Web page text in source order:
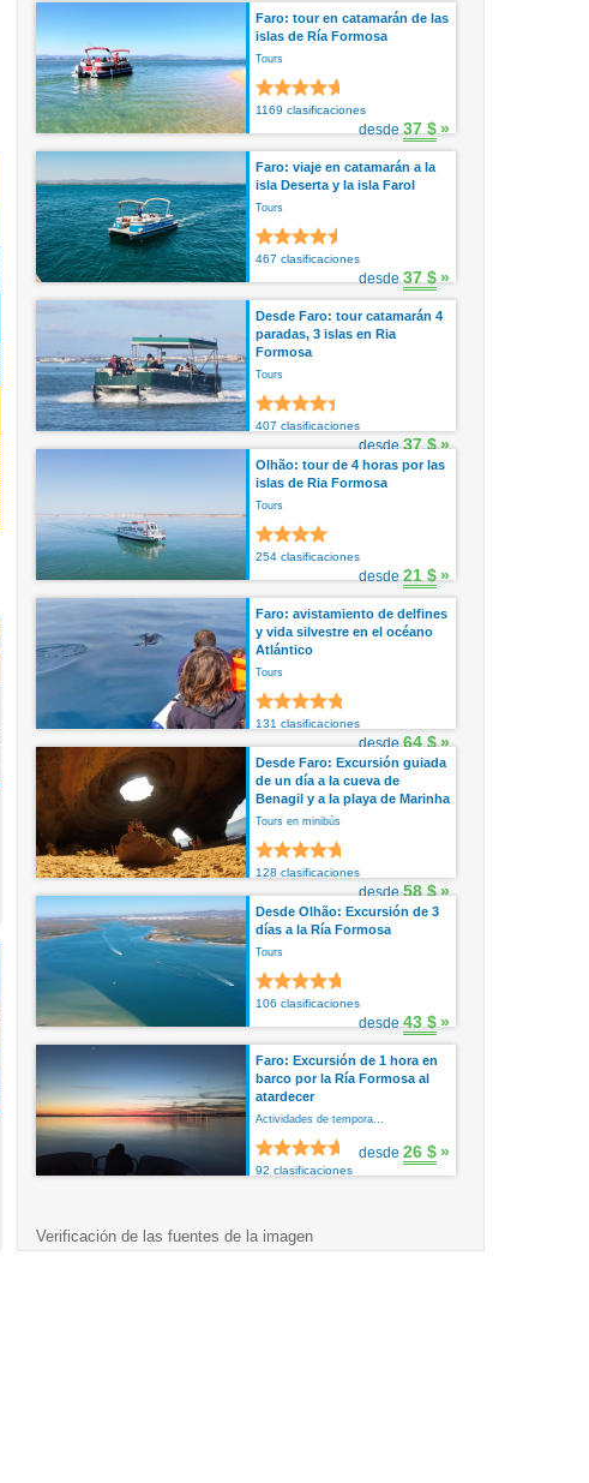
Faro: tour en catamarán de las
islas de Ría Formosa
Tours
1169 clasificaciones
desde37 $»
Faro: viaje en catamarán a la
isla Deserta y la isla Farol
Tours
467 clasificaciones
desde37 $»
Desde Faro: tour catamarán 4
paradas, 3 islas en Ria
Formosa
Tours
407 clasificaciones
desde37 $»
Olhão: tour de 4 horas por las
islas de Ria Formosa
Tours
254 clasificaciones
desde21 $»
Faro: avistamiento de delfines
y vida silvestre en el océano
Atlántico
Tours
131 clasificaciones
desde64 $»
Desde Faro: Excursión guiada
de un día a la cueva de
Benagil y a la playa de Marinha
Tours en minibús
128 clasificaciones
desde58 $»
Desde Olhão: Excursión de 3
días a la Ría Formosa
Tours
106 clasificaciones
desde43 $»
Faro: Excursión de 1 hora en
barco por la Ría Formosa al
atardecer
Actividades de tempora…
92 clasificaciones
desde 26 $»
Verificación de las fuentes de la imagen